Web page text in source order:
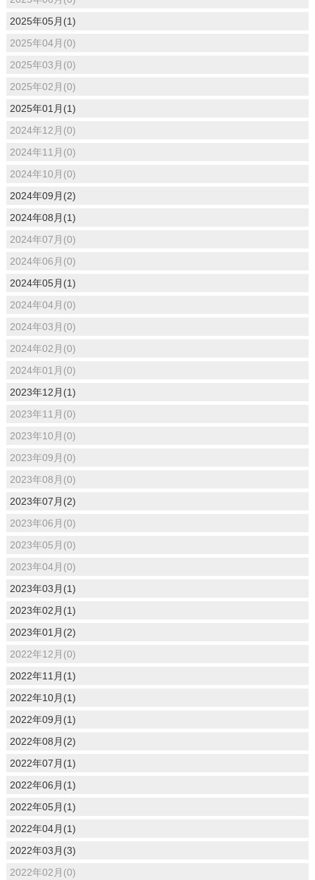
2025年05月(1)
2025年04月(0)
2025年03月(0)
2025年02月(0)
2025年01月(1)
2024年12月(0)
2024年11月(0)
2024年10月(0)
2024年09月(2)
2024年08月(1)
2024年07月(0)
2024年06月(0)
2024年05月(1)
2024年04月(0)
2024年03月(0)
2024年02月(0)
2024年01月(0)
2023年12月(1)
2023年11月(0)
2023年10月(0)
2023年09月(0)
2023年08月(0)
2023年07月(2)
2023年06月(0)
2023年05月(0)
2023年04月(0)
2023年03月(1)
2023年02月(1)
2023年01月(2)
2022年12月(0)
2022年11月(1)
2022年10月(1)
2022年09月(1)
2022年08月(2)
2022年07月(1)
2022年06月(1)
2022年05月(1)
2022年04月(1)
2022年03月(3)
2022年02月(0)